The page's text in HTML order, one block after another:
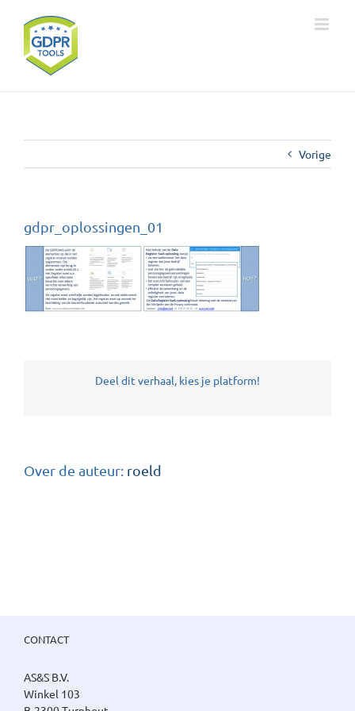
inhoud
Vorige
gdpr_oplossingen_01
Deel dit verhaal, kies je platform!
Over de auteur: roeld
CONTACT
AS&S B.V.
Winkel 103